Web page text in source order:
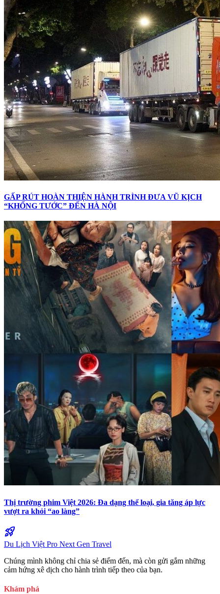
GẤP RÚT HOÀN THIỆN HÀNH TRÌNH ĐƯA VŨ KỊCH
“KHỔNG TƯỚC” ĐẾN HÀ NỘI
Thị trường phim Việt 2026: Đa dạng thể loại, gia tăng áp lực
vượt ra khỏi “ao làng”
rocket_launch
Du Lịch Việt Pro Next Gen Travel
Chúng mình không chỉ chia sẻ điểm đến, mà còn gửi gắm những
cảm hứng xê dịch cho hành trình tiếp theo của bạn.
Khám phá